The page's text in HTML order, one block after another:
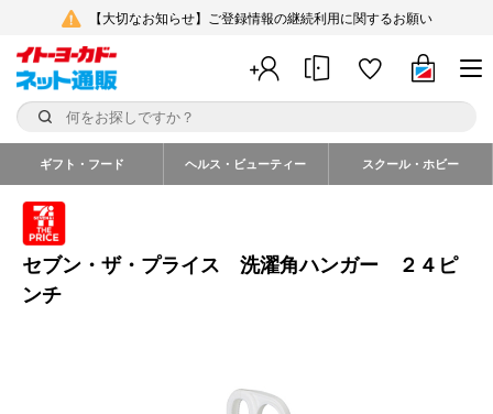
【大切なお知らせ】ご登録情報の継続利用に関するお願い
ギフト・フード ヘルス・ビューティー スクール・ホビー
セブン・ザ・プライス 洗濯角ハンガー ２４ピ
ンチ